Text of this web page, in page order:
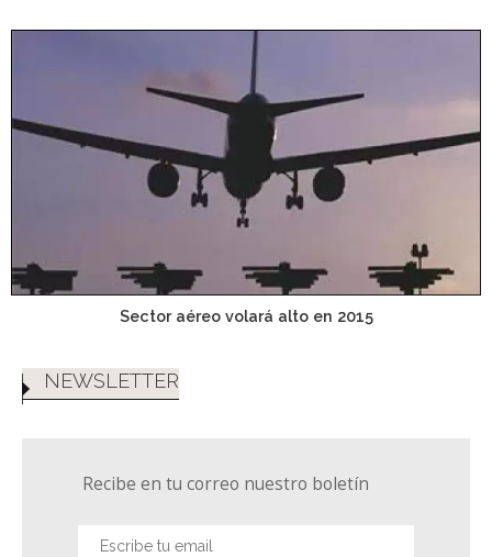
Sector aéreo volará alto en 2015
NEWSLETTER
Recibe en tu correo nuestro boletín